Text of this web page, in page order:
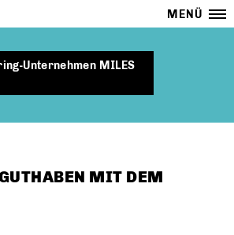
MENÜ
Unternehmen MILES
MIT DEM